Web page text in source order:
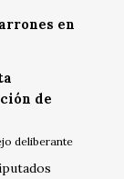
en
de
deliberante